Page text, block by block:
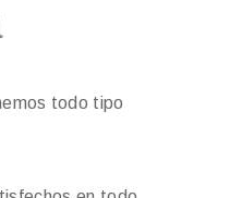
todo tipo